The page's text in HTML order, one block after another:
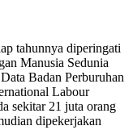
tahunnya diperingati
Manusia Sedunia
Badan Perburuhan
Labour
sekitar 21 juta orang
dipekerjakan